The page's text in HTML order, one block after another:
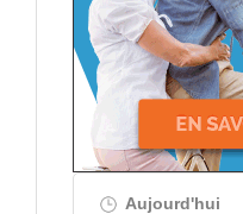
Aujourd'hui